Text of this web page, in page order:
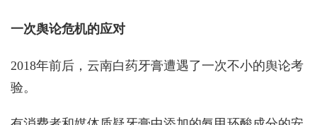
一次舆论危机的应对
2018年前后，云南白药牙膏遭遇了一次不小的舆论考
验。